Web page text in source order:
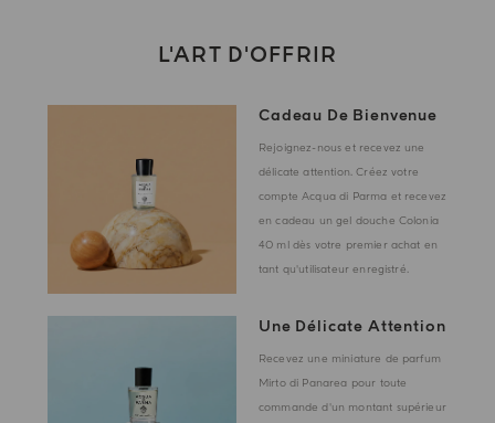
L'ART D'OFFRIR
Cadeau De Bienvenue
Rejoignez-nous et recevez une
délicate attention. Créez votre
compte Acqua di Parma et recevez
en cadeau un gel douche Colonia
40 ml dès votre premier achat en
tant qu'utilisateur enregistré.
Une Délicate Attention
Recevez une miniature de parfum
Mirto di Panarea pour toute
commande d'un montant supérieur